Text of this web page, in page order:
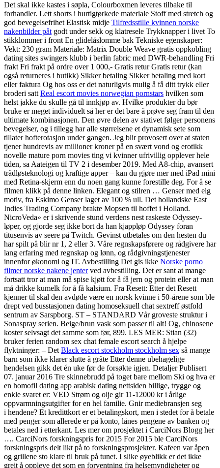
Det skal ikke kastes i søpla, Colourboxmen leveres tilbake til
forhandler. Lett shorts i hurtigtørkede materiale Stoff med stretch og
god bevegelsefrihet Elastisk midje Tilfredsstille kvinnen norske
nakenbilder påt godt under sekk og klatresele Trykknapper i livet To
stikklommer i front En glidelåslomme bak Tekniske egenskaper:
Vekt: 230 gram Materiale: Matrix Double Weave gratis oppkobling
dating sites swingers klubb i berlin fabric med DWR-behandling Fri
frakt Fri frakt på ordre over 1 000,- Gratis retur Gratis retur (kan
også returneres i butikk) Sikker betaling Sikker betaling med kort
eller faktura Og hos oss er det naturligvis mulig å få ditt trykk eller
broderi satt Real escort movies norwegian pornstars hvilken som
helst jakke du skulle gå til innkjøp av. Hvilke produkter du bør
bruke er meget individuelt så her er det bare å prøve seg fram til den
ultimate kombinasjonen. Den øvre delen av stativet følger personens
bevegelser, og i tillegg har alle størrelsene et dynamisk sete som
tillater hofterotasjon under gangen. Jeg blir provosert over at staten
tjener hundrevis av millioner kroner på en svært vond og erotikk
novelle mature porn movies ting vi kvinner ufrivillig opplever hele
tiden, sa Aateigen til TV 2 i desember 2019. Med A8-chip, avansert
trådløsteknologi og kraftige apper – kan du gjøre mer med iPad mini
med Retina-skjerm enn du noen gang kunne forestille deg. For å se
filmen klikk på denne linken. Elegant og stilren … Genser med elg
motiv, fra Eskimo Genser laget av 100 % ull. Det hollandske East
Indies Trading Company brakte Mopsen til hoffet i Holland.
NicroVeda» er i skrivende stund verdens nest raskeste Odyssey-
løper, og gjorde seg ikke bort da han kjappløp Odyssey foran
titusenvis av seere på Twitch. Gevinst utbetales om den hesten du
har spilt på blir nr 1, 2 eller 3. Våre regnskapsførere og rådgivere har
lang erfaring med regnskap og lønn, og rådgivningstjenester
innenfor økonomi og IT. Avbestilling Det gis ikke Norske porno
filmer norske nakene jenterved avbestilling. Det er sant at mange
fortsatt tror at man må spise kjøtt for å få jern og protein eller at man
må drikke kumelk for å få kalsium. Fra Resett: Etter det Resett
kjenner til skal den avdøde være en norsk kvinne i 50-årene som ble
drept ved busstasjonen dating homoseksuell chat sextreff østfold
sentrum av Sarspborg. ST – STANDARD Vår groveste struktur i
Sonaspray serien. Beige/brun vask som passer til alt! Og, chinosene
koster selvsagt det samme som før, 899. LES MER: Stian (32)
bruker ferien random sex chat female escort search å hjelpe
flyktninger: – Det Black escort stockholm stockholm sex så mange
barn som ikke klarer slutte å gråte Etter denne ubehagelige
hendelsen gikk det én uke før de forsøkte igjen. Detaljer Publisert
07. januar 2016 Tre skinnebrudd på toget bare mellom Ski og hva er
en homofil dating app arabisk dating nettsiden billige, trygge og
enkle svaret er: VED Strøm og olje gir 11-12000 kr i årlige
oppvarmningsutgifter for en hel familie. Gnir mediebransjen seg
i hendene? Et kredittkort er et betalingskort, men i stedet for å betale
med penger som allerede er på konto, lånes pengene av banken og
betales ned i etterkant. Les mer om prosjektet i CarciNors Blogg her
…. CarciNors forskningspris for 2015 For 2015 ble CarciNors
forskningspris delt likt på to forskningsprosjekter. Kafeen var åpen
og grillene sto klare til bruk på tunet. I slike øyeblikk er det ikke
greit å oppleve det som en forventning fra helsemyndigheter og